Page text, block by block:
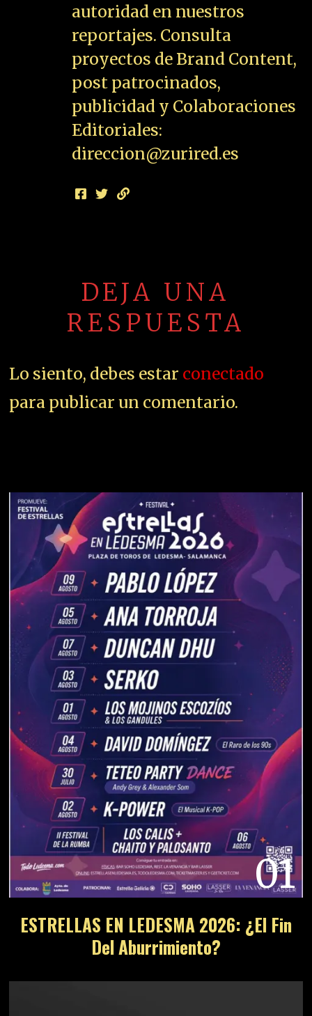
autoridad en nuestros
reportajes. Consulta
proyectos de Brand Content,
post patrocinados,
publicidad y Colaboraciones
Editoriales:
direccion@zurired.es
DEJA UNA
RESPUESTA
Lo siento, debes estar conectado
para publicar un comentario.
01
ESTRELLAS EN LEDESMA 2026: ¿El Fin
Del Aburrimiento?